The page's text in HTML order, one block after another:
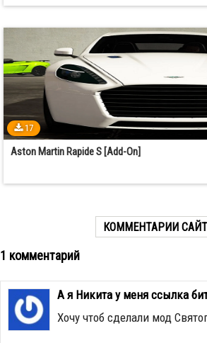
17
Aston Martin Rapide S [Add-On]
КОММЕНТАРИИ
1 комментарий
А я Никита у меня ссылка
Хочу чтоб сделали мод